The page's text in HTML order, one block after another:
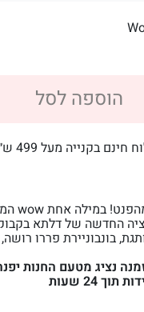
הוספה לסל
בקנייה מעל 499 ש״ח
החדשה של דלתא בקבוק
בונבוניירת פררו
נציג מטעם החנות
24 שעות